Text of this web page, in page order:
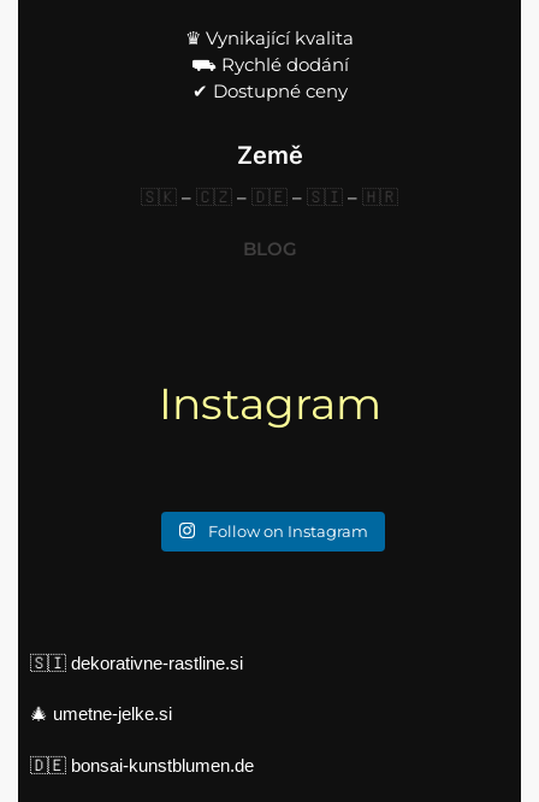
♛ Vynikající kvalita
⛟ Rychlé dodání
✔︎ Dostupné ceny
Země
🇸🇰 – 🇨🇿 – 🇩🇪 – 🇸🇮 – 🇭🇷
BLOG
Instagram
Follow on Instagram
🇸🇮 dekorativne-rastline.si
🎄 umetne-jelke.si
🇩🇪 bonsai-kunstblumen.de